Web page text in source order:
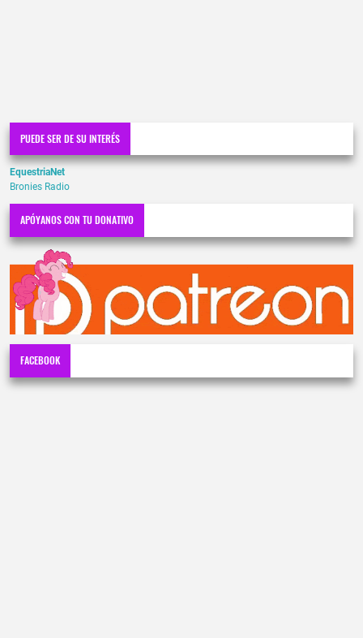
PUEDE SER DE SU INTERÉS
EquestriaNet
Bronies Radio
APÓYANOS CON TU DONATIVO
FACEBOOK